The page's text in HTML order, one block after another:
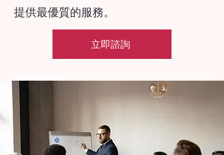
提供最優質的服務。
立即諮詢